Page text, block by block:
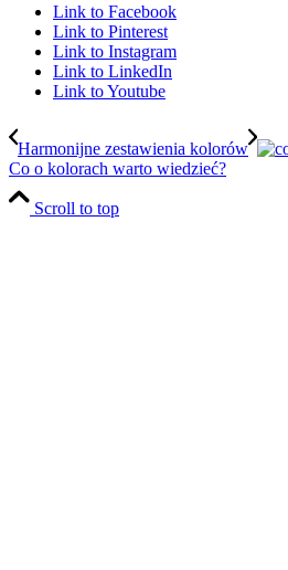
Link to Facebook
Link to Pinterest
Link to Instagram
Link to LinkedIn
Link to Youtube
Harmonijne zestawienia kolorów
Co o kolorach warto wiedzieć?
Scroll to top